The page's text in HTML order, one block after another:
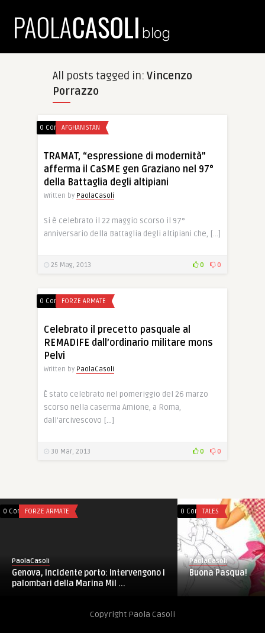
All posts tagged in: Vincenzo
Porrazzo
0 CommentsAFGHANISTAN
TRAMAT, “espressione di modernità”
afferma il CaSME gen Graziano nel 97°
della Battaglia degli altipiani
Written by PaolaCasoli
Si è celebrato il 22 maggio scorso il 97°
anniversario della Battaglia degli altipiani che, […]
25 Mag, 2013 0 0
0 CommentsFORZE ARMATE
Celebrato il precetto pasquale al
REMADIFE dall’ordinario militare mons
Pelvi
Written by PaolaCasoli
È stato celebrato nel pomeriggio del 26 marzo
scorso nella caserma Amione, a Roma,
dall’arcivescovo […]
30 Mar, 2013 0 0
0 CommentsFORZE ARMATE
PaolaCasoli
Genova, incidente porto: intervengono i
palombari della Marina Mil ...
0 Comments
TALES
PaolaCasoli
Buona Pasqua!
Copyright Paola Casoli